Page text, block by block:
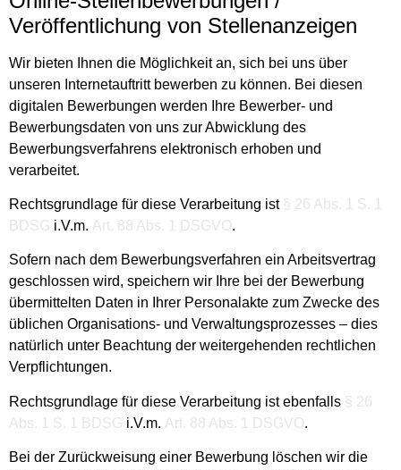
Veröffentlichung von Stellenanzeigen
Wir bieten Ihnen die Möglichkeit an, sich bei uns über
unseren Internetauftritt bewerben zu können. Bei diesen
digitalen Bewerbungen werden Ihre Bewerber- und
Bewerbungsdaten von uns zur Abwicklung des
Bewerbungsverfahrens elektronisch erhoben und
verarbeitet.
Rechtsgrundlage für diese Verarbeitung ist § 26 Abs. 1 S. 1
BDSG i.V.m. Art. 88 Abs. 1 DSGVO.
Sofern nach dem Bewerbungsverfahren ein Arbeitsvertrag
geschlossen wird, speichern wir Ihre bei der Bewerbung
übermittelten Daten in Ihrer Personalakte zum Zwecke des
üblichen Organisations- und Verwaltungsprozesses – dies
natürlich unter Beachtung der weitergehenden rechtlichen
Verpflichtungen.
Rechtsgrundlage für diese Verarbeitung ist ebenfalls § 26
Abs. 1 S. 1 BDSG i.V.m. Art. 88 Abs. 1 DSGVO.
Bei der Zurückweisung einer Bewerbung löschen wir die